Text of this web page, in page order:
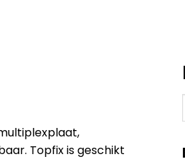
Topfix is geschikt